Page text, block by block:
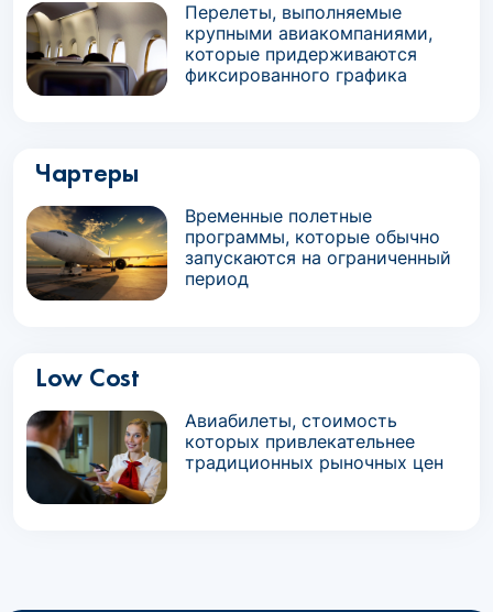
Перелеты, выполняемые
крупными авиакомпаниями,
которые придерживаются
фиксированного графика
Чартеры
Временные полетные
программы, которые обычно
запускаются на ограниченный
период
Low Cost
Авиабилеты, стоимость
которых привлекательнее
традиционных рыночных цен